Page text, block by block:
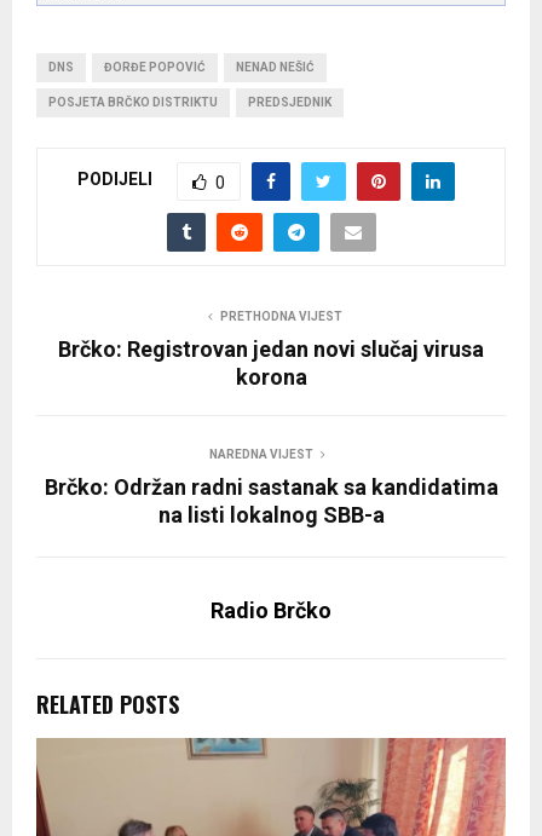
DNS ĐORĐE POPOVIĆ NENAD NEŠIĆ
POSJETA BRČKO DISTRIKTU PREDSJEDNIK
PODIJELI 0
PRETHODNA VIJEST
Brčko: Registrovan jedan novi slučaj virusa
korona
NAREDNA VIJEST
Brčko: Održan radni sastanak sa kandidatima
na listi lokalnog SBB-a
Radio Brčko
RELATED POSTS